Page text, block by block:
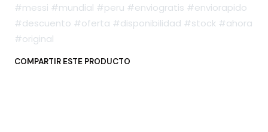
#messi #mundial #peru #enviogratis #enviorapido
#descuento #oferta #disponibilidad #stock #ahora
#original
COMPARTIR ESTE PRODUCTO